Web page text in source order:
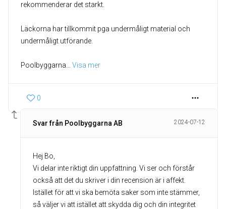
rekommenderar det starkt.
Läckorna har tillkommit pga undermåligt material och
undermåligt utförande.
Poolbyggarna Visa mer
0
Svar från Poolbyggarna AB 2024-07-12
Hej Bo,
Vi delar inte riktigt din uppfattning. Vi ser och förstår
också att det du skriver i din recension är i affekt.
Istället för att vi ska bemöta saker som inte stämmer,
så väljer vi att istället att skydda dig och din integritet